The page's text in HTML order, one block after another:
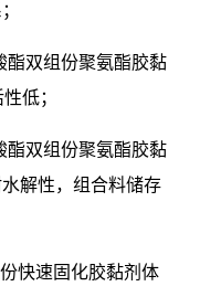
酯双组份聚氨酯胶黏
低；
酯双组份聚氨酯胶黏
解性，组合料储存
快速固化胶黏剂体